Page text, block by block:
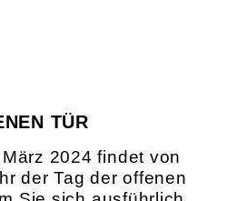
TÜR
2024 findet von
der Tag der offenen